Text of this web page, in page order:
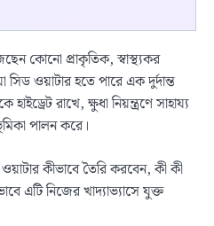
কোনো প্রাকৃতিক, স্বাস্থ্যকর
ওয়াটার হতে পারে এক দুর্দান্ত
রাখে, ক্ষুধা নিয়ন্ত্রণে সাহায্য
পালন করে।
কীভাবে তৈরি করবেন, কী কী
এটি নিজের খাদ্যাভ্যাসে যুক্ত